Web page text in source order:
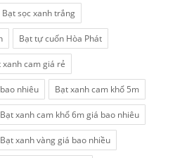
Bạt sọc xanh trắng
Bạt tự cuốn Hòa Phát
xanh cam giá rẻ
nhiêu Bạt xanh cam khổ 5m
Bạt xanh cam khổ 6m giá bao nhiêu
Bạt xanh vàng giá bao nhiều